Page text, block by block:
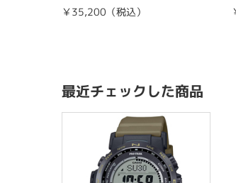
￥35,200（税込）
最近チェックした商品